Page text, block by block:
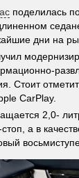
поделилась
дни на
Стоит
CarPlay.
2,0-
а в